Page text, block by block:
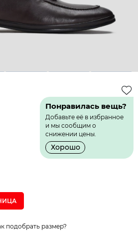
3 4 5
Понравилась вещь?
Добавьте её в избранное
и мы сообщим о
снижении цены.
Хорошо
подобрать размер?